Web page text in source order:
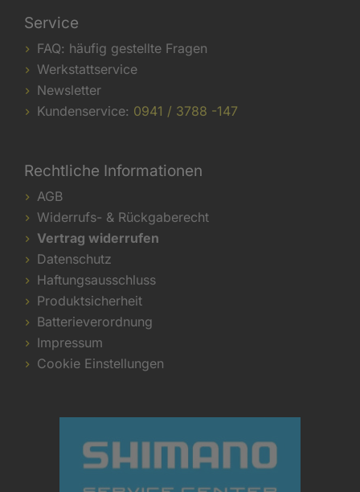
Service
FAQ: häufig gestellte Fragen
Werkstattservice
Newsletter
Kundenservice: 0941 / 3788 -147
Rechtliche Informationen
AGB
Widerrufs- & Rückgaberecht
Vertrag widerrufen
Datenschutz
Haftungsausschluss
Produktsicherheit
Batterieverordnung
Impressum
Cookie Einstellungen